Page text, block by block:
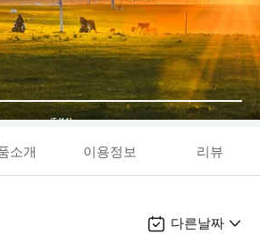
소개 이용정보 리뷰
다른날짜